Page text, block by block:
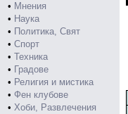
• Мнения
• Наука
• Политика, Свят
• Спорт
• Техника
• Градове
• Религия и мистика
• Фен клубове
• Хоби, Развлечения